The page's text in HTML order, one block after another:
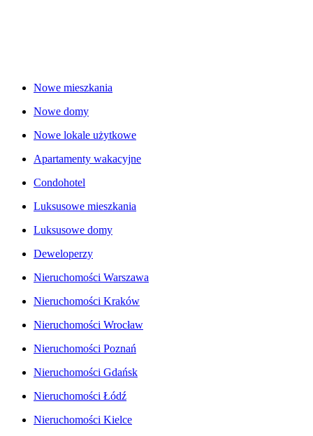
Nowe mieszkania
Nowe domy
Nowe lokale użytkowe
Apartamenty wakacyjne
Condohotel
Luksusowe mieszkania
Luksusowe domy
Deweloperzy
Nieruchomości Warszawa
Nieruchomości Kraków
Nieruchomości Wrocław
Nieruchomości Poznań
Nieruchomości Gdańsk
Nieruchomości Łódź
Nieruchomości Kielce